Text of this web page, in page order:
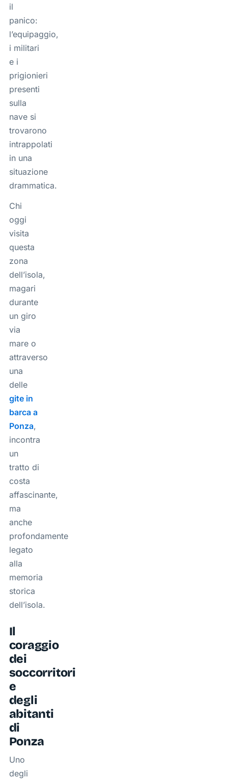
il
panico:
l’equipaggio,
i militari
e i
prigionieri
presenti
sulla
nave si
trovarono
intrappolati
in una
situazione
drammatica.
Chi
oggi
visita
questa
zona
dell’isola,
magari
durante
un giro
via
mare o
attraverso
una
delle
gite in
barca a
Ponza,
incontra
un
tratto di
costa
affascinante,
ma
anche
profondamente
legato
alla
memoria
storica
dell’isola.
Il
coraggio
dei
soccorritori
e
degli
abitanti
di
Ponza
Uno
degli